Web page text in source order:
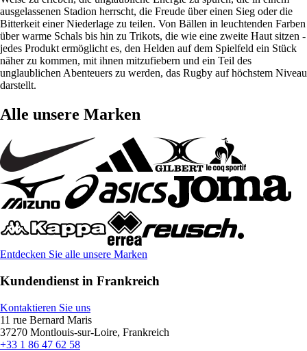
ausgelassenen Stadion herrscht, die Freude über einen Sieg oder die
Bitterkeit einer Niederlage zu teilen. Von Bällen in leuchtenden Farben
über warme Schals bis hin zu Trikots, die wie eine zweite Haut sitzen -
jedes Produkt ermöglicht es, den Helden auf dem Spielfeld ein Stück
näher zu kommen, mit ihnen mitzufiebern und ein Teil des
unglaublichen Abenteuers zu werden, das Rugby auf höchstem Niveau
darstellt.
Alle unsere Marken
Entdecken Sie alle unsere Marken
Kundendienst in Frankreich
Kontaktieren Sie uns
11 rue Bernard Maris
37270 Montlouis-sur-Loire, Frankreich
+33 1 86 47 62 58